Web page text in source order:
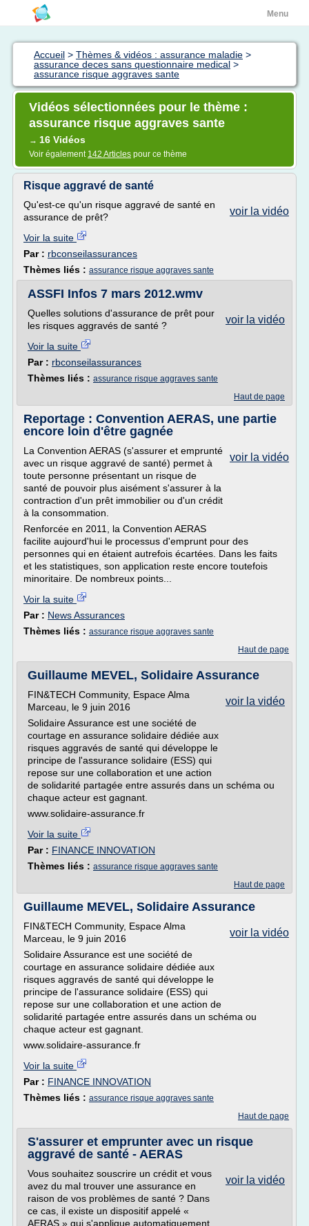
Menu
Accueil > Thèmes & vidéos : assurance maladie >
assurance deces sans questionnaire medical >
assurance risque aggraves sante
Vidéos sélectionnées pour le thème :
assurance risque aggraves sante
→ 16 Vidéos
Voir également 142 Articles pour ce thème
Risque aggravé de santé
voir la vidéo
Qu'est-ce qu'un risque aggravé de santé en
assurance de prêt?
Voir la suite
Par : rbconseilassurances
Thèmes liés : assurance risque aggraves sante
ASSFI Infos 7 mars 2012.wmv
voir la vidéo
Quelles solutions d'assurance de prêt pour
les risques aggravés de santé ?
Voir la suite
Par : rbconseilassurances
Thèmes liés : assurance risque aggraves sante
Haut de page
Reportage : Convention AERAS, une partie
encore loin d'être gagnée
voir la vidéo
La Convention AERAS (s'assurer et emprunté
avec un risque aggravé de santé) permet à
toute personne présentant un risque de
santé de pouvoir plus aisément s'assurer à la
contraction d'un prêt immobilier ou d'un crédit
à la consommation.
Renforcée en 2011, la Convention AERAS
facilite aujourd'hui le processus d'emprunt pour des
personnes qui en étaient autrefois écartées. Dans les faits
et les statistiques, son application reste encore toutefois
minoritaire. De nombreux points...
Voir la suite
Par : News Assurances
Thèmes liés : assurance risque aggraves sante
Haut de page
Guillaume MEVEL, Solidaire Assurance
voir la vidéo
FIN&TECH Community, Espace Alma
Marceau, le 9 juin 2016
Solidaire Assurance est une société de
courtage en assurance solidaire dédiée aux
risques aggravés de santé qui développe le
principe de l'assurance solidaire (ESS) qui
repose sur une collaboration et une action
de solidarité partagée entre assurés dans un schéma ou
chaque acteur est gagnant.
www.solidaire-assurance.fr
Voir la suite
Par : FINANCE INNOVATION
Thèmes liés : assurance risque aggraves sante
Haut de page
Guillaume MEVEL, Solidaire Assurance
voir la vidéo
FIN&TECH Community, Espace Alma
Marceau, le 9 juin 2016
Solidaire Assurance est une société de
courtage en assurance solidaire dédiée aux
risques aggravés de santé qui développe le
principe de l'assurance solidaire (ESS) qui
repose sur une collaboration et une action de
solidarité partagée entre assurés dans un schéma ou
chaque acteur est gagnant.
www.solidaire-assurance.fr
Voir la suite
Par : FINANCE INNOVATION
Thèmes liés : assurance risque aggraves sante
Haut de page
S'assurer et emprunter avec un risque
aggravé de santé - AERAS
voir la vidéo
Vous souhaitez souscrire un crédit et vous
avez du mal trouver une assurance en
raison de vos problèmes de santé ? Dans
ce cas, il existe un dispositif appelé «
AERAS » qui s'applique automatiquement